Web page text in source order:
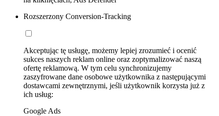
Rozszerzony Conversion-Tracking
Akceptując tę usługę, możemy lepiej zrozumieć i ocenić
sukces naszych reklam online oraz zoptymalizować naszą
ofertę reklamową. W tym celu synchronizujemy
zaszyfrowane dane osobowe użytkownika z następującymi
dostawcami zewnętrznymi, jeśli użytkownik korzysta już z
ich usług:
Google Ads